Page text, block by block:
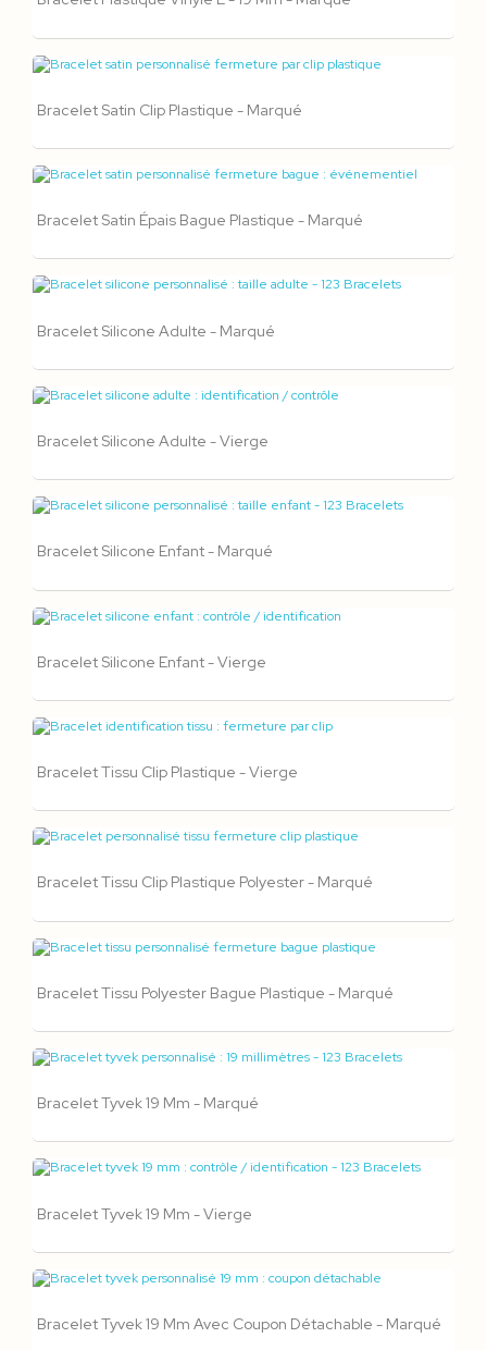
Bracelet Satin Clip Plastique - Marqué
Bracelet Satin Épais Bague Plastique - Marqué
Bracelet Silicone Adulte - Marqué
Bracelet Silicone Adulte - Vierge
Bracelet Silicone Enfant - Marqué
Bracelet Silicone Enfant - Vierge
Bracelet Tissu Clip Plastique - Vierge
Bracelet Tissu Clip Plastique Polyester - Marqué
Bracelet Tissu Polyester Bague Plastique - Marqué
Bracelet Tyvek 19 Mm - Marqué
Bracelet Tyvek 19 Mm - Vierge
Bracelet Tyvek 19 Mm Avec Coupon Détachable - Marqué